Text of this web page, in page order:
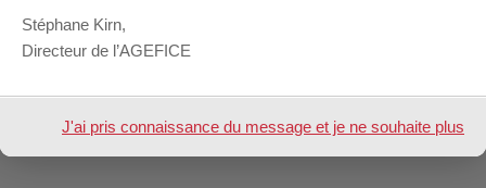
Stéphane Kirn,
Directeur de l’AGEFICE
J'ai pris connaissance du message et je ne souhaite plus